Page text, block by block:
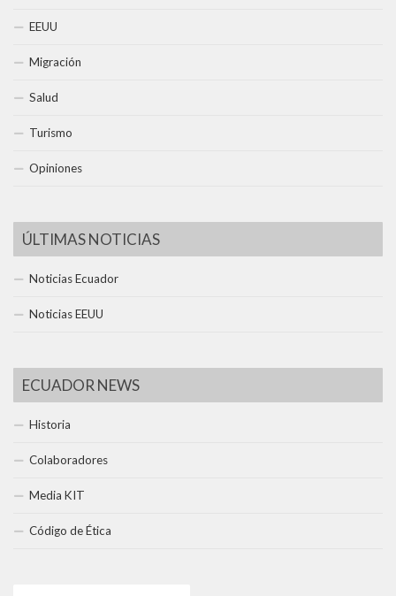
EEUU
Migración
Salud
Turismo
Opiniones
ÚLTIMAS NOTICIAS
Noticias Ecuador
Noticias EEUU
ECUADOR NEWS
Historia
Colaboradores
Media KIT
Código de Ética